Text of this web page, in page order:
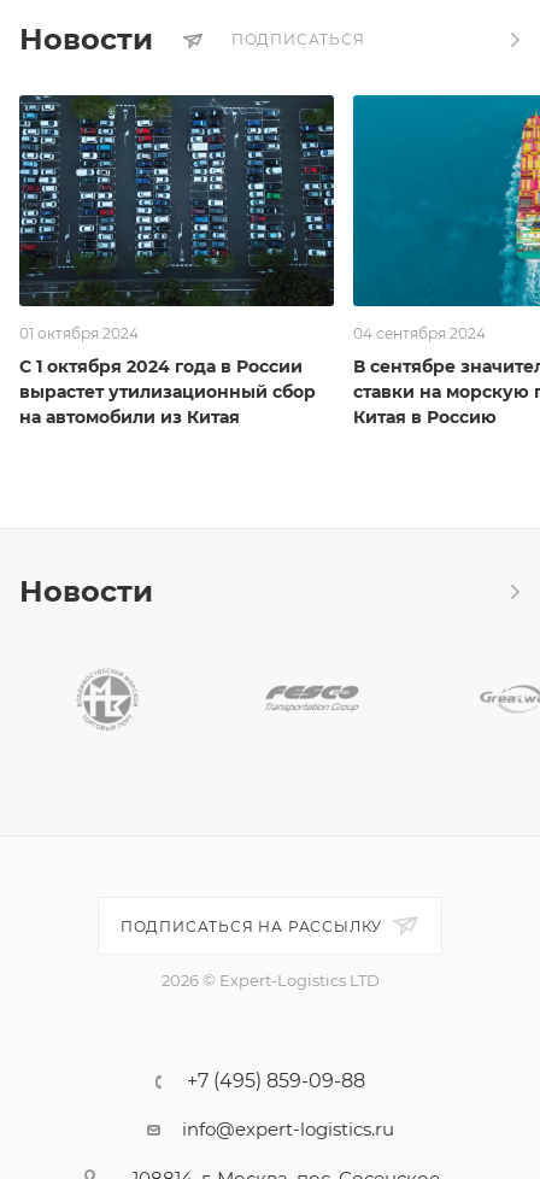
Новости ПОДПИСАТЬСЯ
01 октября 2024
С 1 октября 2024 года в России
вырастет утилизационный сбор
на автомобили из Китая
04 сентября 2024
В сентябре
ставки на морскую
Китая в Россию
Новости
ПОДПИСАТЬСЯ НА РАССЫЛКУ
2026 © Expert-Logistics LTD
+7 (495) 859-09-88
info@expert-logistics.ru